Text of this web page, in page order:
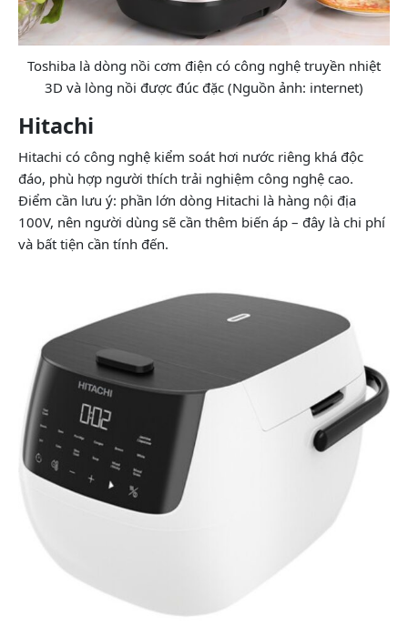
Toshiba là dòng nồi cơm điện có công nghệ truyền nhiệt
3D và lòng nồi được đúc đặc (Nguồn ảnh: internet)
Hitachi
Hitachi có công nghệ kiểm soát hơi nước riêng khá độc
đáo, phù hợp người thích trải nghiệm công nghệ cao.
Điểm cần lưu ý: phần lớn dòng Hitachi là hàng nội địa
100V, nên người dùng sẽ cần thêm biến áp – đây là chi phí
và bất tiện cần tính đến.